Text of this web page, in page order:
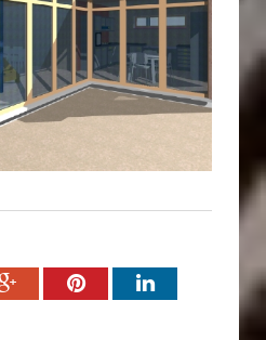
Google+PinterestLinkedIn